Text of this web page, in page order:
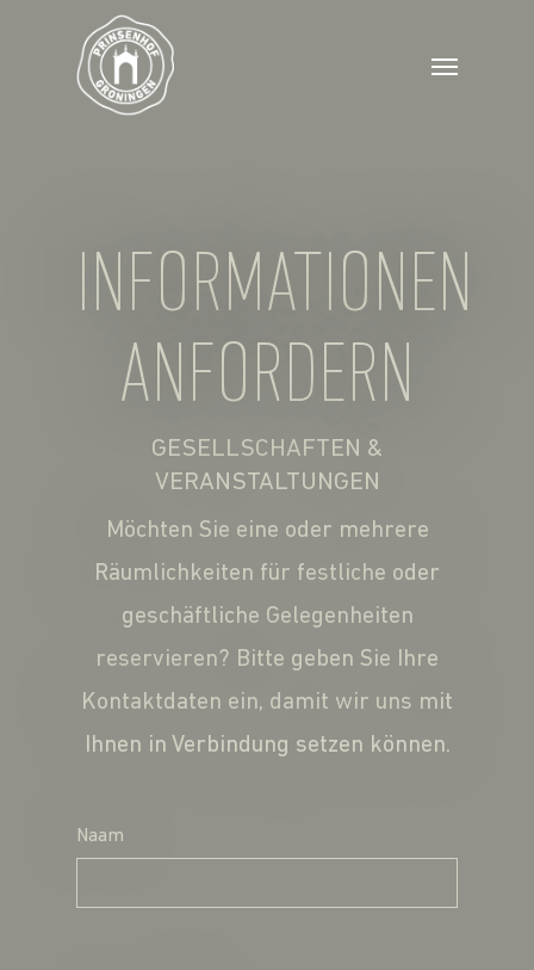
INFORMATIONEN
ANFORDERN
GESELLSCHAFTEN &
VERANSTALTUNGEN
Möchten Sie eine oder mehrere
Räumlichkeiten für festliche oder
geschäftliche Gelegenheiten
reservieren? Bitte geben Sie Ihre
Kontaktdaten ein, damit wir uns mit
Ihnen in Verbindung setzen können.
Naam